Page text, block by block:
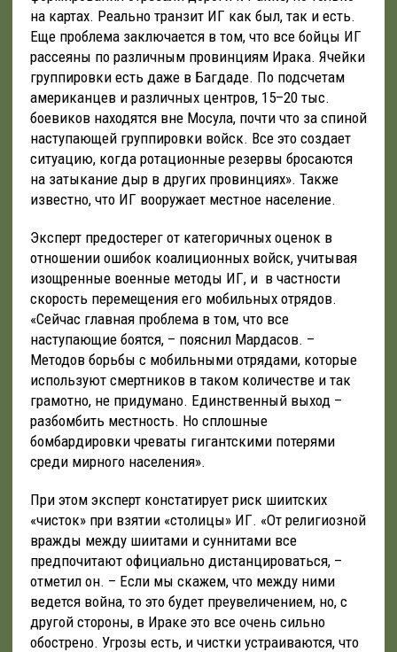
на картах. Реально транзит ИГ как был, так и есть.
Еще проблема заключается в том, что все бойцы ИГ
рассеяны по различным провинциям Ирака. Ячейки
группировки есть даже в Багдаде. По подсчетам
американцев и различных центров, 15–20 тыс.
боевиков находятся вне Мосула, почти что за спиной
наступающей группировки войск. Все это создает
ситуацию, когда ротационные резервы бросаются
на затыкание дыр в других провинциях». Также
известно, что ИГ вооружает местное население.
Эксперт предостерег от категоричных оценок в
отношении ошибок коалиционных войск, учитывая
изощренные военные методы ИГ, и в частности
скорость перемещения его мобильных отрядов.
«Сейчас главная проблема в том, что все
наступающие боятся, – пояснил Мардасов. –
Методов борьбы с мобильными отрядами, которые
используют смертников в таком количестве и так
грамотно, не придумано. Единственный выход –
разбомбить местность. Но сплошные
бомбардировки чреваты гигантскими потерями
среди мирного населения».
При этом эксперт констатирует риск шиитских
«чисток» при взятии «столицы» ИГ. «От религиозной
вражды между шиитами и суннитами все
предпочитают официально дистанцироваться, –
отметил он. – Если мы скажем, что между ними
ведется война, то это будет преувеличением, но, с
другой стороны, в Ираке это все очень сильно
обострено. Угрозы есть, и чистки устраиваются, что